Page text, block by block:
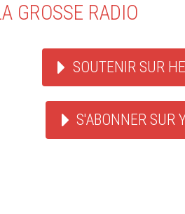
GROSSE RADIO
SOUTENIR SUR
S'ABONNER SUR